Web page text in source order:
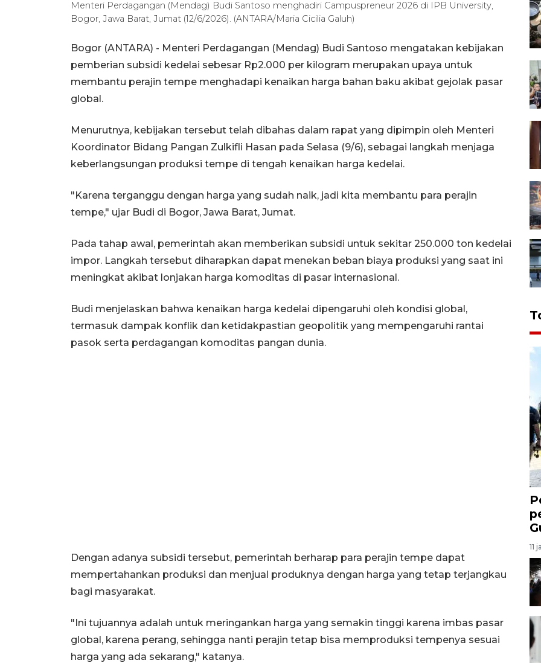
Menteri Perdagangan (Mendag) Budi Santoso menghadiri Campuspreneur 2026 di IPB University,
Bogor, Jawa Barat, Jumat (12/6/2026). (ANTARA/Maria Cicilia Galuh)
Bogor (ANTARA) - Menteri Perdagangan (Mendag) Budi Santoso mengatakan kebijakan
pemberian subsidi kedelai sebesar Rp2.000 per kilogram merupakan upaya untuk
membantu perajin tempe menghadapi kenaikan harga bahan baku akibat gejolak pasar
global.
Menurutnya, kebijakan tersebut telah dibahas dalam rapat yang dipimpin oleh Menteri
Koordinator Bidang Pangan Zulkifli Hasan pada Selasa (9/6), sebagai langkah menjaga
keberlangsungan produksi tempe di tengah kenaikan harga kedelai.
"Karena terganggu dengan harga yang sudah naik, jadi kita membantu para perajin
tempe," ujar Budi di Bogor, Jawa Barat, Jumat.
Pada tahap awal, pemerintah akan memberikan subsidi untuk sekitar 250.000 ton kedelai
impor. Langkah tersebut diharapkan dapat menekan beban biaya produksi yang saat ini
meningkat akibat lonjakan harga komoditas di pasar internasional.
Budi menjelaskan bahwa kenaikan harga kedelai dipengaruhi oleh kondisi global,
termasuk dampak konflik dan ketidakpastian geopolitik yang mempengaruhi rantai
pasok serta perdagangan komoditas pangan dunia.
Dengan adanya subsidi tersebut, pemerintah berharap para perajin tempe dapat
mempertahankan produksi dan menjual produknya dengan harga yang tetap terjangkau
bagi masyarakat.
"Ini tujuannya adalah untuk meringankan harga yang semakin tinggi karena imbas pasar
global, karena perang, sehingga nanti perajin tetap bisa memproduksi tempenya sesuai
harga yang ada sekarang," katanya.
11